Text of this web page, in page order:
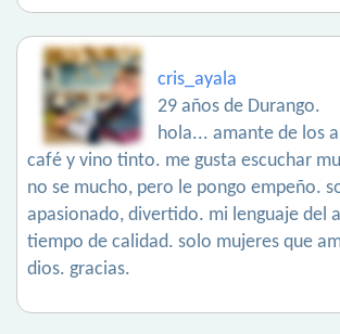
cris_ayala
29 años de Durango.
hola... amante de los
café y vino tinto. me gusta escuchar
no se mucho, pero le pongo empeño.
apasionado, divertido. mi lenguaje del
tiempo de calidad. solo mujeres que
dios. gracias.